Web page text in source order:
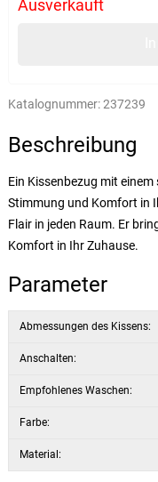
Ausverkauft
Katalognummer:237239
Beschreibung
Ein Kissenbezug mit
Stimmung und Komfort in
Flair in jeden Raum. Er
Komfort in Ihr Zuhause.
Parameter
Abmessungen des Kissens:
Anschalten:
Empfohlenes Waschen:
Farbe:
Material: